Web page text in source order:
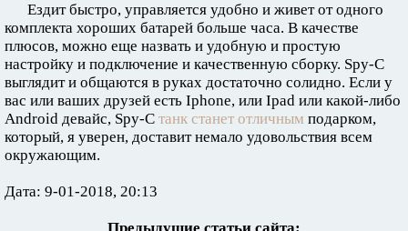
Ездит быстро, управляется удобно и живет от одного
комплекта хороших батарей больше часа. В качестве
плюсов, можно еще назвать и удобную и простую
настройку и подключение и качественную сборку. Spy-C
выглядит и общаются в руках достаточно солидно. Если у
вас или ваших друзей есть Iphone, или Ipad или какой-либо
Android девайс, Spy-C танк станет отличным подарком,
который, я уверен, доставит немало удовольствия всем
окружающим.
Дата: 9-01-2018, 20:13